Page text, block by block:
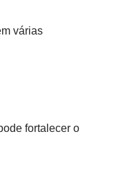
várias
fortalecer o